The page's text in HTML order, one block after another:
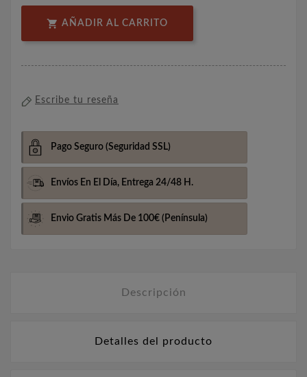
 AÑADIR AL CARRITO
Escribe tu reseña
Pago Seguro (Seguridad SSL)
Envíos En El Día, Entrega 24/48 H.
Envio Gratis Más De 100€ (Península)
Descripción
Detalles del producto